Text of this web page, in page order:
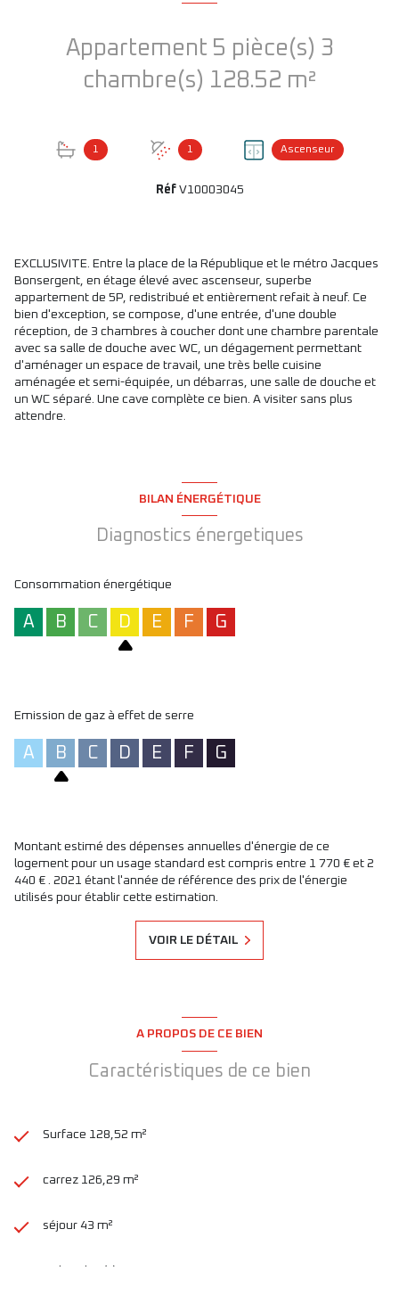
+7
Appartement 5 pièce(s) 3
chambre(s) 128.52 m²
1 1 Ascenseur
Réf V10003045
EXCLUSIVITE. Entre la place de la République et le métro Jacques
Bonsergent, en étage élevé avec ascenseur, superbe
appartement de 5P, redistribué et entièrement refait à neuf. Ce
bien d'exception, se compose, d'une entrée, d'une double
réception, de 3 chambres à coucher dont une chambre parentale
avec sa salle de douche avec WC, un dégagement permettant
d'aménager un espace de travail, une très belle cuisine
aménagée et semi-équipée, un débarras, une salle de douche et
un WC séparé. Une cave complète ce bien. A visiter sans plus
attendre.
BILAN ÉNERGÉTIQUE
Diagnostics énergetiques
Consommation énergétique
A B C D E F G
Emission de gaz à effet de serre
A B C D E F G
Montant estimé des dépenses annuelles d'énergie de ce
logement pour un usage standard est compris entre 1 770 € et 2
440 € . 2021 étant l'année de référence des prix de l'énergie
utilisés pour établir cette estimation.
VOIR LE DÉTAIL
A PROPOS DE CE BIEN
Caractéristiques de ce bien
Surface 128,52 m²
carrez 126,29 m²
séjour 43 m²
3 chambre(s)